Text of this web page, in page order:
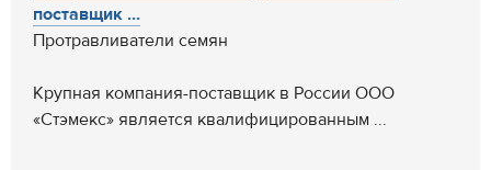
поставщик ...
Протравливатели семян
Крупная компания-поставщик в России ООО
«Стэмекс» является квалифицированным ...